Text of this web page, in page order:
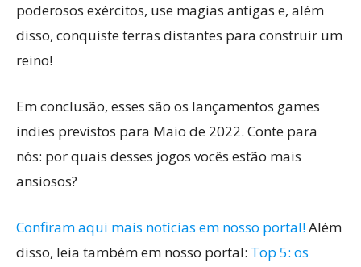
poderosos exércitos, use magias antigas e, além
disso, conquiste terras distantes para construir um
reino!
Em conclusão, esses são os lançamentos games
indies previstos para Maio de 2022. Conte para
nós: por quais desses jogos vocês estão mais
ansiosos?
Confiram aqui mais notícias em nosso portal!Além
disso, leia também em nosso portal: Top 5: os